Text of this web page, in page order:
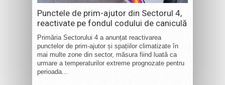
Punctele de prim-ajutor din Sectorul 4,
reactivate pe fondul codului de caniculă
Primăria Sectorului 4 a anunțat reactivarea
punctelor de prim-ajutor și spațiilor climatizate în
mai multe zone din sector, măsura fiind luată ca
urmare a temperaturilor extreme prognozate pentru
perioada...